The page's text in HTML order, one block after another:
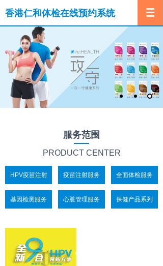
香港仁和体检在线预约系统
为生命喝彩 与健康同行
CHEER FOR LIFE AND HEALTH
服务范围
PRODUCT CENTER
HPV疫苗注射 疫苗注射服务 全面体检服务
心脏管理服务 保健产品系列
基因检测服务